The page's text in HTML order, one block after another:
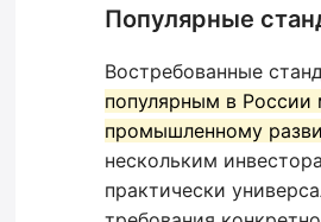
Популярные
Востребованные
популярным в России
промышленному
нескольким
практически